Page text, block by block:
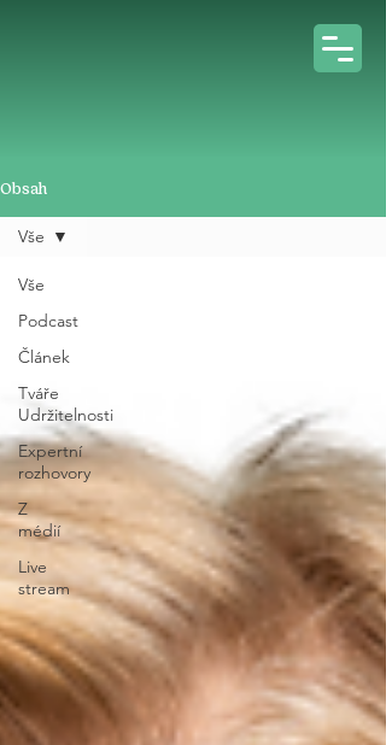
Obsah
Vše
Podcast
Článek
Tváře
Udržitelnosti
Expertní
rozhovory
Z
médií
Live
stream
Vše